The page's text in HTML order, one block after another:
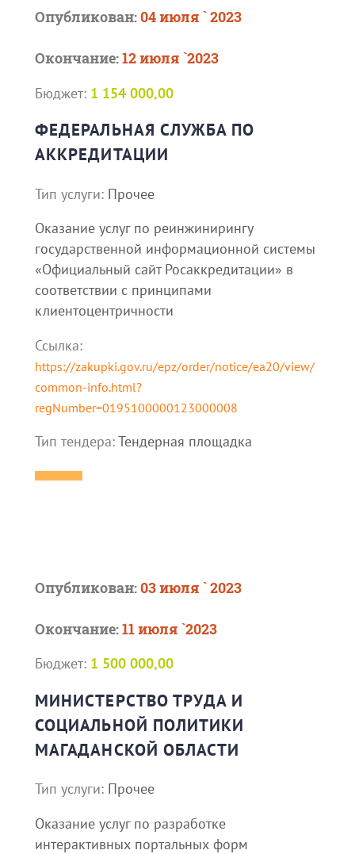
Опубликован:04 июля ` 2023
Окончание:12 июля `2023
Бюджет: 1 154 000,00
ФЕДЕРАЛЬНАЯ СЛУЖБА ПО
АККРЕДИТАЦИИ
Тип услуги: Прочее
Оказание услуг по реинжинирингу
государственной информационной системы
«Официальный сайт Росаккредитации» в
соответствии с принципами
клиентоцентричности
Ссылка:
https://zakupki.gov.ru/epz/order/notice/ea20/view/
common-info.html?
regNumber=0195100000123000008
Тип тендера:Тендерная площадка
Опубликован:03 июля ` 2023
Окончание:11 июля `2023
Бюджет: 1 500 000,00
МИНИСТЕРСТВО ТРУДА И
СОЦИАЛЬНОЙ ПОЛИТИКИ
МАГАДАНСКОЙ ОБЛАСТИ
Тип услуги: Прочее
Оказание услуг по разработке
интерактивных портальных форм